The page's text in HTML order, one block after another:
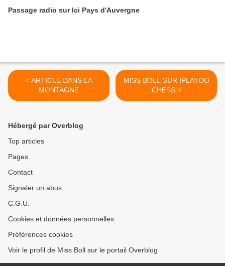
Passage radio sur Ici Pays d'Auvergne
< ARTICLE DANS LA
MONTAGNE
MISS BOLL SUR IPLAYOO
CHESS >
Hébergé par Overblog
Top articles
Pages
Contact
Signaler un abus
C.G.U.
Cookies et données personnelles
Préférences cookies
Voir le profil de Miss Boll sur le portail Overblog